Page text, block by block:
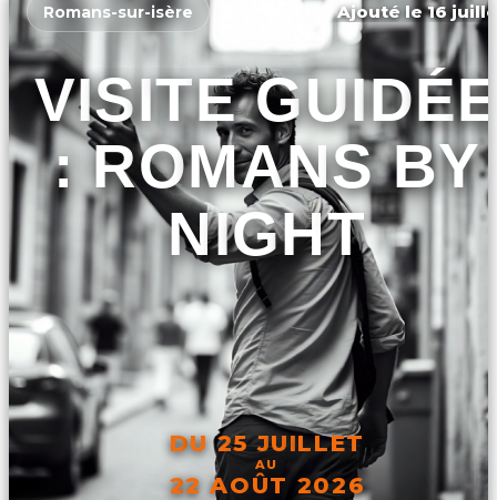
Romans-sur-isère Ajouté le 16
VISITE
: ROMANS BY
NIGHT
DU 25 JUILLET
AU
22 AOÛT 2026